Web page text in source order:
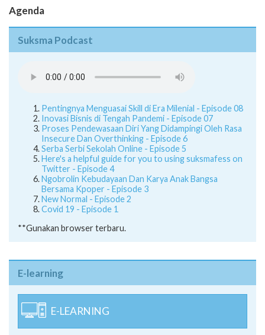
Agenda
Suksma Podcast
Pentingnya Menguasai Skill di Era Milenial - Episode 08
Inovasi Bisnis di Tengah Pandemi - Episode 07
Proses Pendewasaan Diri Yang Didampingi Oleh Rasa
Insecure Dan Overthinking - Episode 6
Serba Serbi Sekolah Online - Episode 5
Here's a helpful guide for you to using suksmafess on
Twitter - Episode 4
Ngobrolin Kebudayaan Dan Karya Anak Bangsa
Bersama Kpoper - Episode 3
New Normal - Episode 2
Covid 19 - Episode 1
**Gunakan browser terbaru.
E-learning
E-LEARNING